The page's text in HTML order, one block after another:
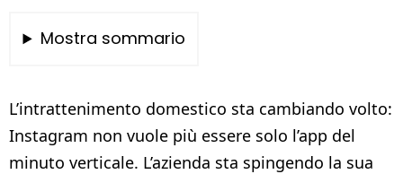
Mostra sommario
L’intrattenimento domestico sta cambiando volto:
Instagram non vuole più essere solo l’app del
minuto verticale. L’azienda sta spingendo la sua